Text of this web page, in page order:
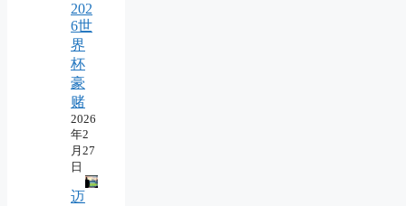
202
6世
界
杯
豪
赌
2026
年2
月27
日
迈